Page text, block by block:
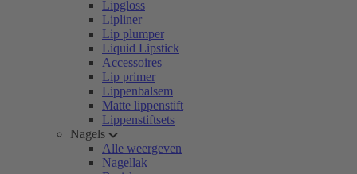
Lipgloss
Lipliner
Lip plumper
Liquid Lipstick
Accessoires
Lip primer
Lippenbalsem
Matte lippenstift
Lippenstiftsets
Nagels
Alle weergeven
Nagellak